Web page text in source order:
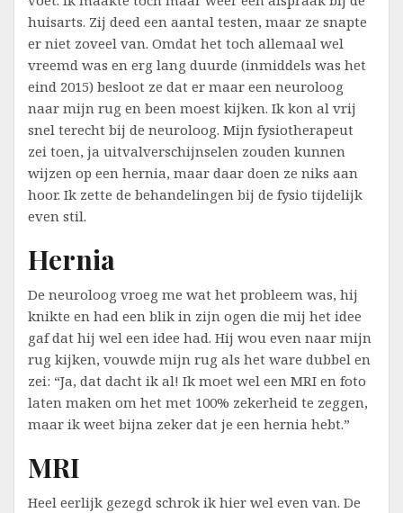
huisarts. Zij deed een aantal testen, maar ze snapte
er niet zoveel van. Omdat het toch allemaal wel
vreemd was en erg lang duurde (inmiddels was het
eind 2015) besloot ze dat er maar een neuroloog
naar mijn rug en been moest kijken. Ik kon al vrij
snel terecht bij de neuroloog. Mijn fysiotherapeut
zei toen, ja uitvalverschijnselen zouden kunnen
wijzen op een hernia, maar daar doen ze niks aan
hoor. Ik zette de behandelingen bij de fysio tijdelijk
even stil.
Hernia
De neuroloog vroeg me wat het probleem was, hij
knikte en had een blik in zijn ogen die mij het idee
gaf dat hij wel een idee had. Hij wou even naar mijn
rug kijken, vouwde mijn rug als het ware dubbel en
zei: “Ja, dat dacht ik al! Ik moet wel een MRI en foto
laten maken om het met 100% zekerheid te zeggen,
maar ik weet bijna zeker dat je een hernia hebt.”
MRI
Heel eerlijk gezegd schrok ik hier wel even van. De